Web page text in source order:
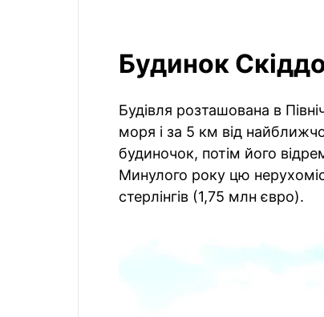
Будинок
Будівля розташована в
моря і за 5 км від
будиночок, потім його
Минулого року цю
стерлінгів (1,75 млн євро).